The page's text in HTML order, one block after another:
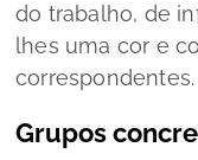
do trabalho, de
lhes uma cor e
correspondentes.
Grupos